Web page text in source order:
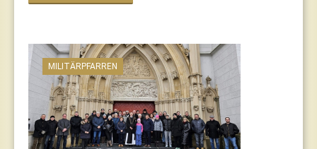
MILITÄRPFARREN